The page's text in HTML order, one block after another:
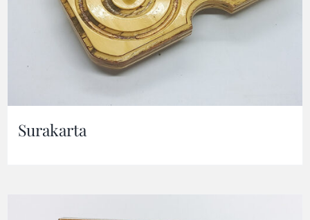
Surakarta